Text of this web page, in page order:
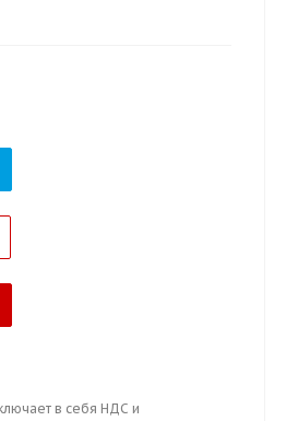
в себя НДС и